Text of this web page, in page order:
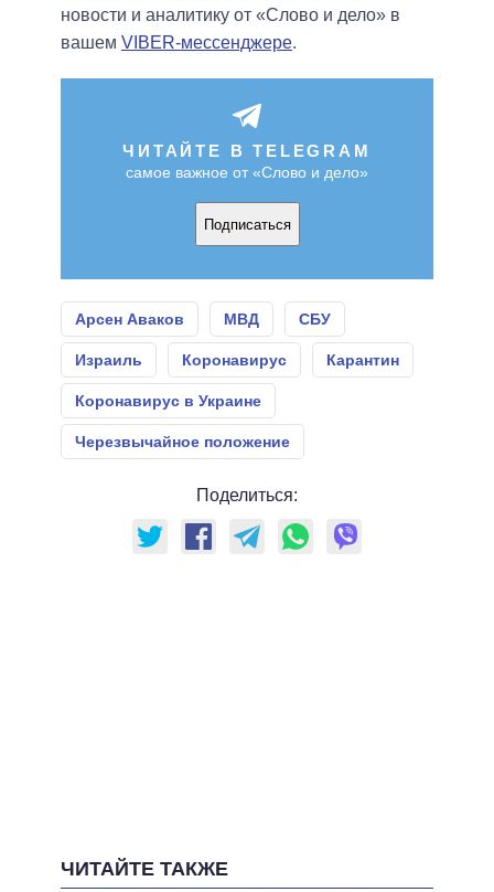
новости и аналитику от «Слово и дело» в
вашем VIBER-мессенджере.
ЧИТАЙТЕ В TELEGRAM
самое важное от «Слово и дело»
Подписаться
Арсен Аваков МВД СБУ
Израиль Коронавирус Карантин
Коронавирус в Украине
Черезвычайное положение
Поделиться:
ЧИТАЙТЕ ТАКЖЕ